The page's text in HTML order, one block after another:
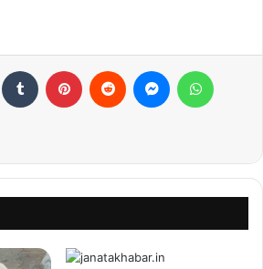
LinkedIn Tumblr Pinterest Reddit Messenger
Line